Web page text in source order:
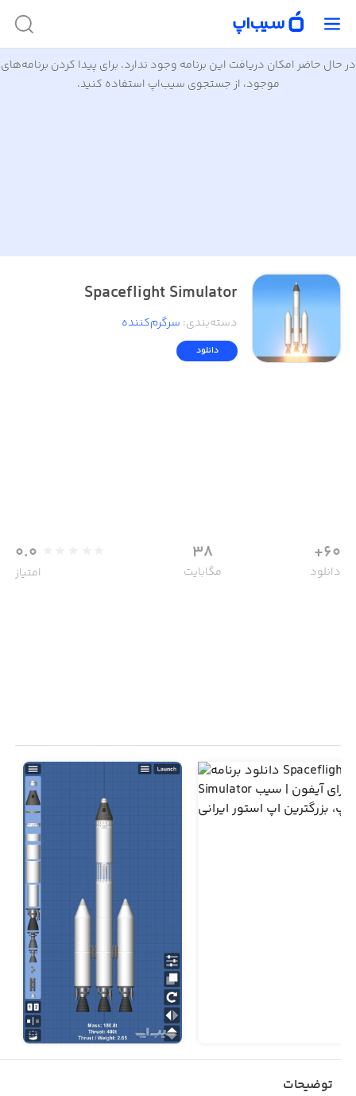
در حال حاضر امکان دریافت این برنامه وجود ندارد. برای پیدا کردن برنامه‌های
موجود، از جستجوی سیب‌اپ استفاده کنید.
Spaceflight Simulator
دسته‌بندی: سرگرم‌کننده
دانلود
60+
دانلود
38
مگابایت
0.0
امتیاز
توضیحات